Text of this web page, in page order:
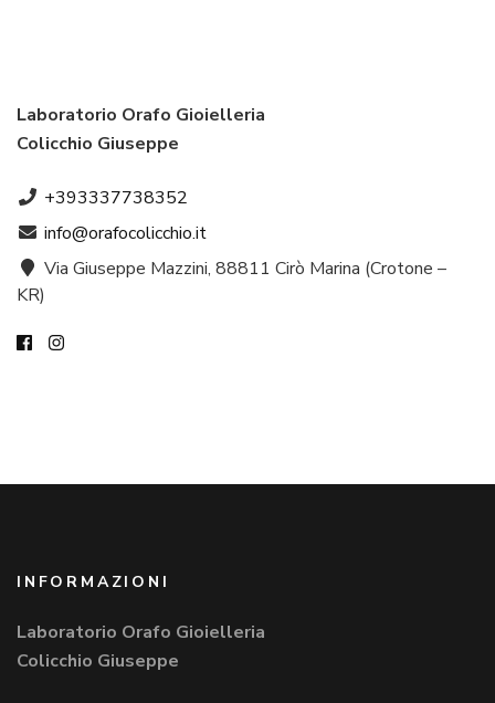
Laboratorio Orafo Gioielleria
Colicchio Giuseppe
+393337738352
info@orafocolicchio.it
Via Giuseppe Mazzini, 88811 Cirò Marina (Crotone –
KR)
INFORMAZIONI
Laboratorio Orafo Gioielleria
Colicchio Giuseppe